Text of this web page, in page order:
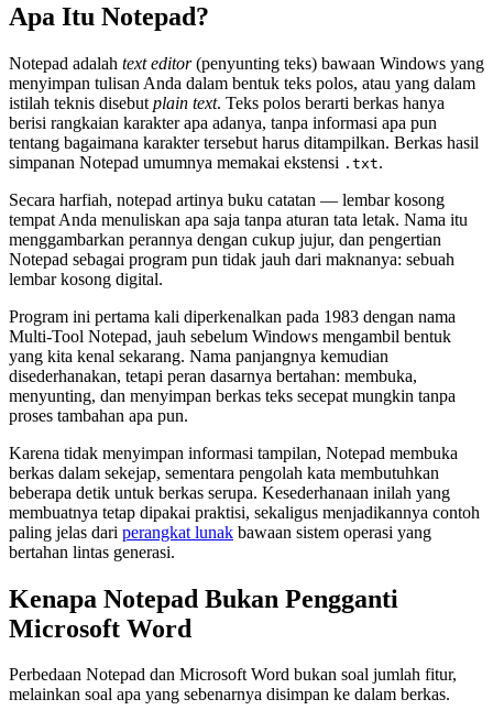
Apa Itu Notepad?
Notepad adalah text editor(penyunting teks) bawaan Windows yang
menyimpan tulisan Anda dalam bentuk teks polos, atau yang dalam
istilah teknis disebut plain text. Teks polos berarti berkas hanya
berisi rangkaian karakter apa adanya, tanpa informasi apa pun
tentang bagaimana karakter tersebut harus ditampilkan. Berkas hasil
simpanan Notepad umumnya memakai ekstensi .txt.
Secara harfiah, notepad artinya buku catatan — lembar kosong
tempat Anda menuliskan apa saja tanpa aturan tata letak. Nama itu
menggambarkan perannya dengan cukup jujur, dan pengertian
Notepad sebagai program pun tidak jauh dari maknanya: sebuah
lembar kosong digital.
Program ini pertama kali diperkenalkan pada 1983 dengan nama
Multi-Tool Notepad, jauh sebelum Windows mengambil bentuk
yang kita kenal sekarang. Nama panjangnya kemudian
disederhanakan, tetapi peran dasarnya bertahan: membuka,
menyunting, dan menyimpan berkas teks secepat mungkin tanpa
proses tambahan apa pun.
Karena tidak menyimpan informasi tampilan, Notepad membuka
berkas dalam sekejap, sementara pengolah kata membutuhkan
beberapa detik untuk berkas serupa. Kesederhanaan inilah yang
membuatnya tetap dipakai praktisi, sekaligus menjadikannya contoh
paling jelas dari perangkat lunak bawaan sistem operasi yang
bertahan lintas generasi.
Kenapa Notepad Bukan Pengganti
Microsoft Word
Perbedaan Notepad dan Microsoft Word bukan soal jumlah fitur,
melainkan soal apa yang sebenarnya disimpan ke dalam berkas.